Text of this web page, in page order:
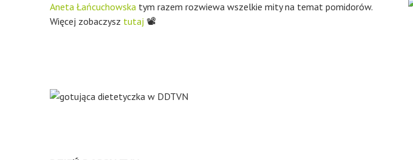
Aneta Łańcuchowska tym razem rozwiewa wszelkie mity na temat pomidorów.
Więcej zobaczysz tutaj 📽